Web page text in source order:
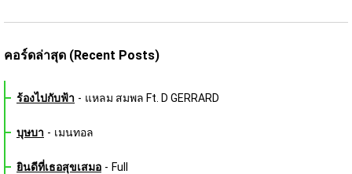
คอร์ดล่าสุด (Recent Posts)
ร้องไปกับฟ้า - แหลม สมพล Ft. D GERRARD
บุษบา - เมนทอล
ยินดีที่เธอสุขเสมอ - Full